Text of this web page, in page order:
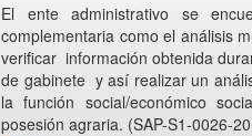
El ente administrativo se
complementaria como el análisis
verificar información obtenida
de gabinete y así realizar un
la función social/económico
posesión agraria. (SAP-S1-0026-